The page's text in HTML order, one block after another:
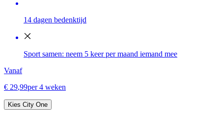
14 dagen bedenktijd
Sport samen: neem 5 keer per maand iemand mee
Vanaf
€ 29,99per 4 weken
Kies City One